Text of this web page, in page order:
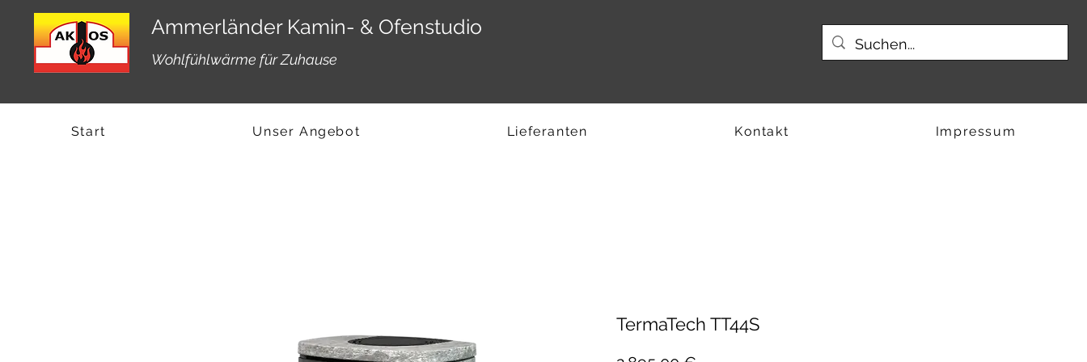
Ammerländer Kamin- & Ofenstudio
Wohlfühlwärme für Zuhause
TermaTech TT44S
Start Unser Angebot Lieferanten Kontakt Impressum